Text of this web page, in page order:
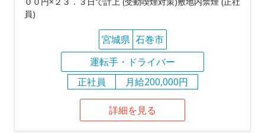
員)
宮城県 石巻市
運転手・ドライバー
正社員
月給200,000円
詳細を見る